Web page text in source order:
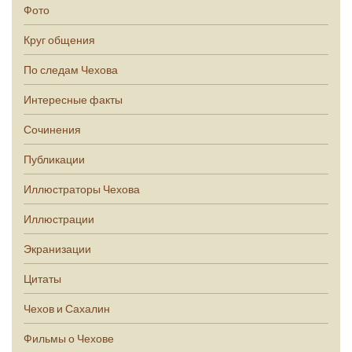
Фото
Круг общения
По следам Чехова
Интересные факты
Сочинения
Публикации
Иллюстраторы Чехова
Иллюстрации
Экранизации
Цитаты
Чехов и Сахалин
Фильмы о Чехове